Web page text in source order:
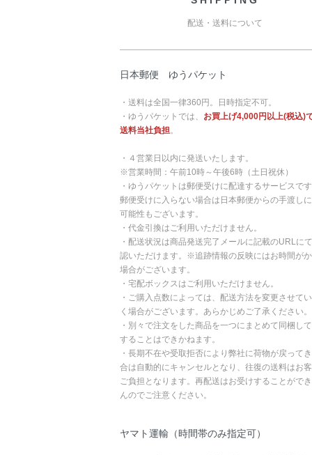
配送・送料について
日本郵便 ゆうパケット
・送料は全国一律360円。日時指定不可。
・ゆうパケットでは、 お買上げ4,000円以上(税込)
送料当社負担 。
・４営業日以内に発送いたします。
※営業時間：午前10時～午後6時（土日祝休）
・ゆうパケットは郵便受けに配達するサービスで
郵便受けに入らない場合は日本郵便からの手渡し
可能性もございます。
・代金引換はご利用いただけません。
・配送状況は商品発送完了メールに記載のURLに
認いただけます。※追跡情報の反映にはお時間が
場合がございます。
・宅配ボックスはご利用いただけません。
・ご購入点数によっては、配送方法を変更させて
く場合がございます。あらかじめご了承ください。
・別々で注文をした商品を一つにまとめて同梱し
することはできかねます。
・長期不在や受取拒否により弊社に荷物が戻って
合は自動的にキャンセルとなり、往復の送料はお
ご負担となります。再配送はお受けすることがで
んのでご注意ください。
ヤマト運輸（時間帯のみ指定可）